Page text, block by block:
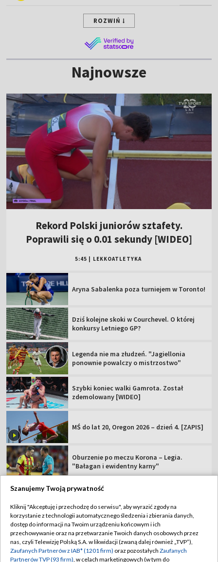
ROZWIŃ
Najnowsze
Rekord Polski juniorów sztafety.
Poprawili się o 0.01 sekundy [WIDEO]
5:45 LEKKOATLETYKA
Aryna Sabalenka poza turniejem w Toronto!
Dziś kolejne skoki w Courchevel. O której
konkursy Letniego GP?
Legenda nie ma złudzeń. "Jagiellonia
ponownie powalczy o mistrzostwo"
Szybki koniec walki Gamrota. Został
zdemolowany [WIDEO]
MŚ do lat 20, Oregon 2026 – dzień 4. [ZAPIS]
Oburzenie po meczu Korona – Legia.
"Bałagan i ewidentny karny"
TVP
Abonament TVP
Sklep TVP
Regulamin TVP
Polityka prywatności
Szanujemy Twoją prywatność
Kliknij "Akceptuję i przechodzę do serwisu", aby wyrazić zgody na
korzystanie z technologii automatycznego śledzenia i zbierania danych,
dostęp do informacji na Twoim urządzeniu końcowym i ich
przechowywanie oraz na przetwarzanie Twoich danych osobowych przez
nas, czyli Telewizję Polską S.A. w likwidacji (zwaną dalej również „TVP”),
Zaufanych Partnerów z IAB* (1201 firm) oraz pozostałych Zaufanych
Partnerów TVP (93 firm), w celach marketingowych (w tym do